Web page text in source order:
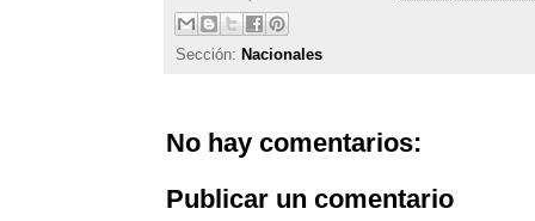
Sección: Nacionales
No hay comentarios:
Publicar un comentario